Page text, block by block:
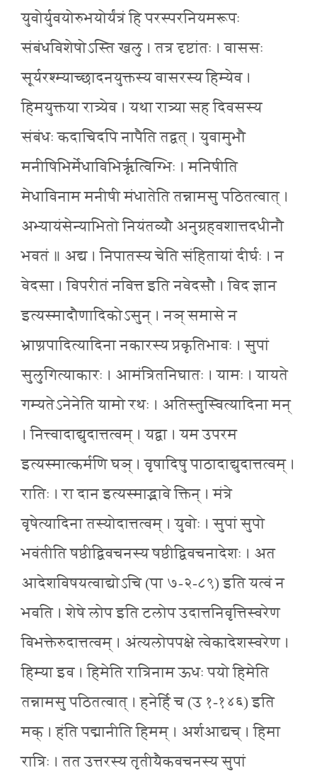
युवोर्युवयोरुभयोर्यंत्रं हि परस्परनियमरूपः
संबंधविशेषोऽस्ति खलु । तत्र दृष्टांतः । वाससः
सूर्यरश्म्याच्छादनयुक्तस्य वासरस्य हिम्येव ।
हिमयुक्तया रात्र्येव । यथा रात्र्या सह दिवसस्य
संबंधः कदाचिदपि नापैति तद्वत् । युवामुभौ
मनीषिभिर्मेधाविभिर्ऋृत्विग्भिः । मनिषीति
मेधाविनाम मनीषी मंधातेति तन्नामसु पठितत्वात् ।
अभ्यायंसेन्याभितो नियंतव्यौ अनुग्रहवशात्तदधीनौ
भवतं ॥ अद्य । निपातस्य चेति संहितायां दीर्घः । न
वेदसा । विपरीतं नवित्त इति नवेदसौ । विद ज्ञान
इत्यस्मादौणादिकोऽसुन् । नञ् समासे न
भ्राण्नपादित्यादिना नकारस्य प्रकृतिभावः । सुपां
सुलुगित्याकारः । आमंत्रितनिघातः । यामः । यायते
गम्यतेऽनेनेति यामो रथः । अतिस्तुस्वित्यादिना मन्
। नित्त्वादाद्युदात्तत्वम् । यद्वा । यम उपरम
इत्यस्मात्कर्मणि घञ् । वृषादिषु पाठादाद्युदात्तत्वम् ।
रातिः । रा दान इत्यस्माद्भावे क्तिन् । मंत्रे
वृषेत्यादिना तस्योदात्तत्वम् । युवोः । सुपां सुपो
भवंतीति षष्ठीद्विवचनस्य षष्ठीद्विवचनादेशः । अत
आदेशविषयत्वाद्योऽचि (पा ७-२-८९) इति यत्वं न
भवति । शेषे लोप इति टलोप उदात्तनिवृत्तिस्वरेण
विभक्तेरुदात्तत्वम् । अंत्यलोपपक्षे त्वेकादेशस्वरेण ।
हिम्या इव । हिमेति रात्रिनाम ऊधः पयो हिमेति
तन्नामसु पठितत्वात् । हनेर्हि च (उ १-१४६) इति
मक् । हंति पद्मानीति हिमम् । अर्शआद्यच् । हिमा
रात्रिः । तत उत्तरस्य तृतीयैकवचनस्य सुपां